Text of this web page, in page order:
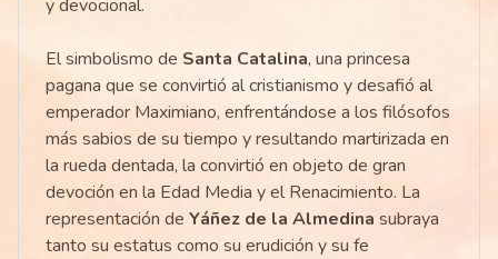
y devocional.
El simbolismo de Santa Catalina, una princesa
pagana que se convirtió al cristianismo y desafió al
emperador Maximiano, enfrentándose a los filósofos
más sabios de su tiempo y resultando martirizada en
la rueda dentada, la convirtió en objeto de gran
devoción en la Edad Media y el Renacimiento. La
representación de Yáñez de la Almedina subraya
tanto su estatus como su erudición y su fe